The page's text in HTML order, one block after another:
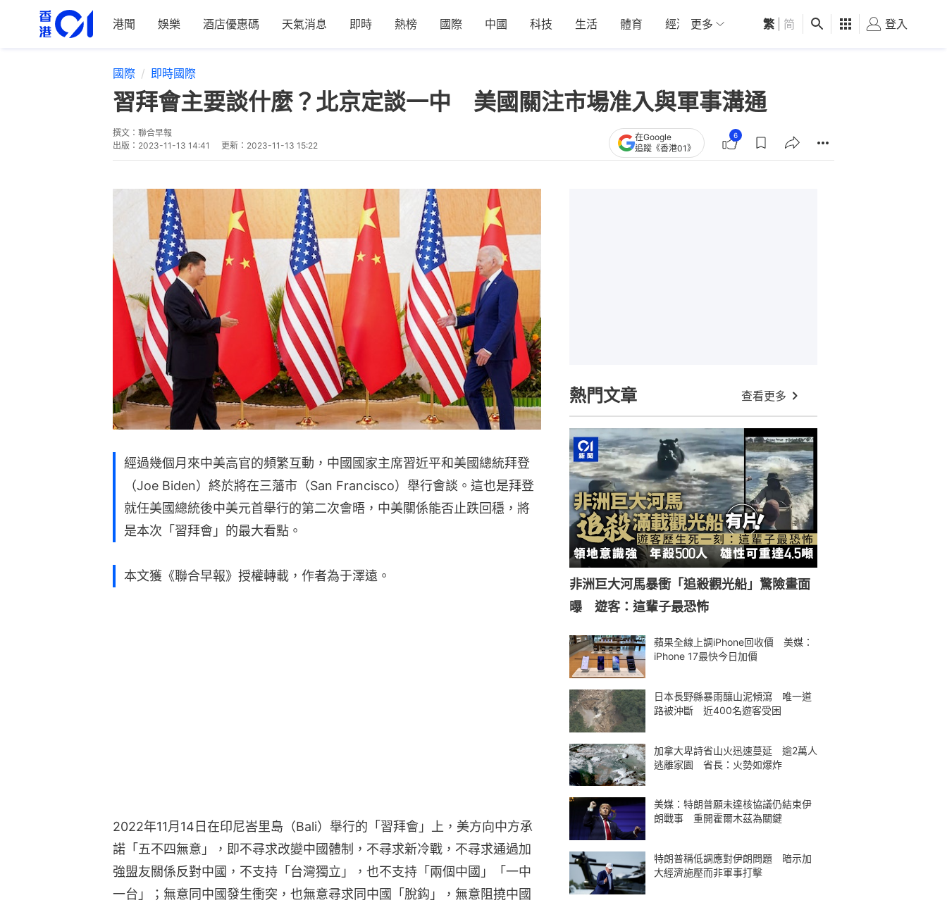
港聞 娛樂 酒店優惠碼 天氣消息 即時 熱榜 國際 中國 科技 生活 體育 經濟 01深圳 觀點 健康 好食玩飛
更多 繁 简 登入
國際 即時國際
習拜會主要談什麼？北京定談一中 美國關注市場准入與軍事溝通
撰文： 聯合早報
出版： 2023-11-13 14:41 更新： 2023-11-13 15:22
在Google
追蹤《香港01》
6
經過幾個月來中美高官的頻繁互動，中國國家主席習近平和美國總統拜登
（Joe Biden）終於將在三藩市（San Francisco）舉行會談。這也是拜登
就任美國總統後中美元首舉行的第二次會晤，中美關係能否止跌回穩，將
是本次「習拜會」的最大看點。
本文獲《聯合早報》授權轉載，作者為于澤遠。
2022年11月14日在印尼峇里島（Bali）舉行的「習拜會」上，美方向中方承
諾「五不四無意」，即不尋求改變中國體制，不尋求新冷戰，不尋求通過加
強盟友關係反對中國，不支持「台灣獨立」，也不支持「兩個中國」「一中
一台」；無意同中國發生衝突，也無意尋求同中國「脫鈎」，無意阻撓中國
熱門文章 查看更多
非洲巨大河馬暴衝「追殺觀光船」驚險畫面
曝 遊客：這輩子最恐怖
蘋果全線上調iPhone回收價 美媒：
iPhone 17最快今日加價
日本長野縣暴雨釀山泥傾瀉 唯一道
路被沖斷 近400名遊客受困
加拿大卑詩省山火迅速蔓延 逾2萬人
逃離家園 省長：火勢如爆炸
美媒：特朗普願未達核協議仍結束伊
朗戰事 重開霍爾木茲為關鍵
特朗普稱低調應對伊朗問題 暗示加
大經濟施壓而非軍事打擊